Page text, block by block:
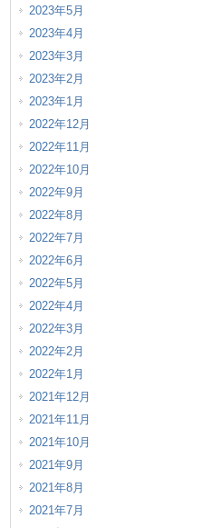
2023年5月
2023年4月
2023年3月
2023年2月
2023年1月
2022年12月
2022年11月
2022年10月
2022年9月
2022年8月
2022年7月
2022年6月
2022年5月
2022年4月
2022年3月
2022年2月
2022年1月
2021年12月
2021年11月
2021年10月
2021年9月
2021年8月
2021年7月